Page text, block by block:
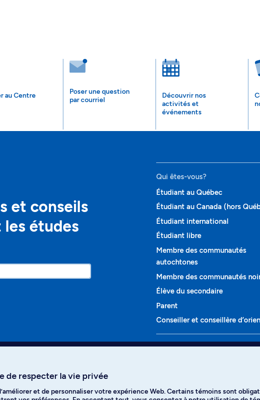
au Centre
Poser une question
par courriel
Découvrir nos
activités et
événements
et conseils
les études
Qui êtes-vous?
Étudiant au Québec
Étudiant au Canada (hors
Étudiant international
Étudiant libre
Membre des communautés
autochtones
Membre des communautés
Élève du secondaire
Parent
Conseiller et conseillère
Programmes et cours
TikTok YouTube Spotify
de respecter la vie privée
et de personnaliser votre expérience Web. Certains témoins sont